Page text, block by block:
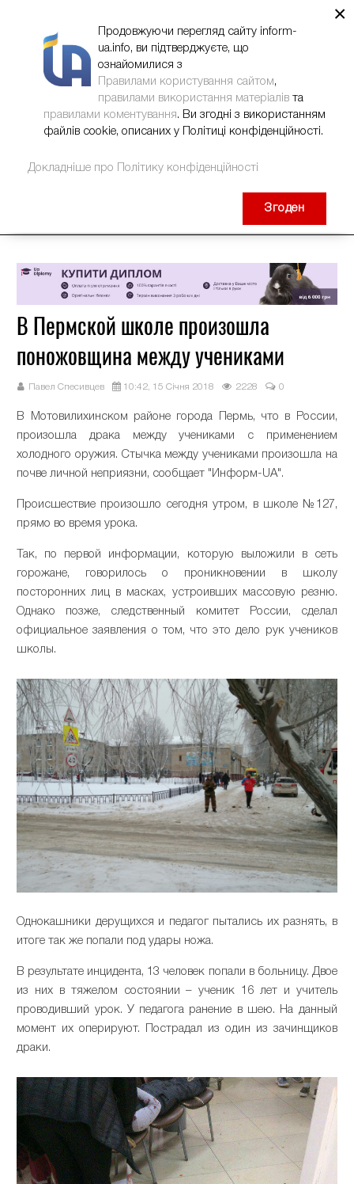
В Пермской школе произошла
поножовщина между учениками
Павел Спесивцев 10:42, 15 Січня 2018 2228 0
В Мотовилихинском районе города Пермь, что в России,
произошла драка между учениками с применением
холодного оружия. Стычка между учениками произошла на
почве личной неприязни, сообщает "Информ-UA".
Происшествие произошло сегодня утром, в школе №127,
прямо во время урока.
Так, по первой информации, которую выложили в сеть
горожане, говорилось о проникновении в школу
посторонних лиц в масках, устроивших массовую резню.
Однако позже, следственный комитет России, сделал
официальное заявления о том, что это дело рук учеников
школы.
Однокашники дерущихся и педагог пытались их разнять, в
итоге так же попали под удары ножа.
В результате инцидента, 13 человек попали в больницу. Двое
из них в тяжелом состоянии – ученик 16 лет и учитель
проводивший урок. У педагога ранение в шею. На данный
момент их оперируют. Пострадал из один из зачинщиков
драки.
×
Продовжуючи перегляд сайту inform-
ua.info, ви підтверджуєте, що
ознайомилися з
Правилами користування сайтом,
правилами використання матеріалів та
правилами коментування. Ви згодні з використанням
файлів cookie, описаних у Політиці конфіденційності.
Докладніше про Політику конфіденційності
Згоден